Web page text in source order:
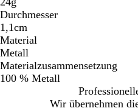
Durchmesser
1,1cm
Material
Metall
Materialzusammensetzung
100 % Metall
Wir übernehmen